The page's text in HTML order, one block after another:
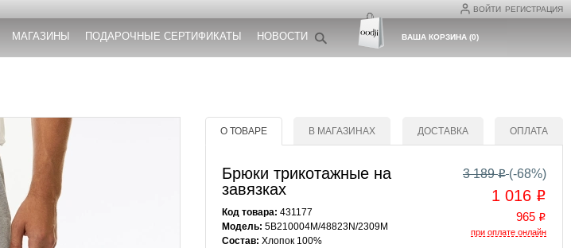
ВОЙТИ РЕГИСТРАЦИЯ
МАГАЗИНЫ ПОДАРОЧНЫЕ СЕРТИФИКАТЫ НОВОСТИ ВАША КОРЗИНА(0)
О ТОВАРЕ В МАГАЗИНАХ ДОСТАВКА ОПЛАТА
Брюки трикотажные на
завязках
Код товара: 431177
Модель: 5B210004M/48823N/2309M
Состав: Хлопок 100%
3 189o (-68%)
1 016 o
965 o
при оплате онлайн